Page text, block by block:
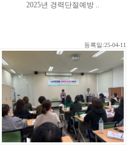
2025년 경력단절예방 ..
등록일:25-04-11